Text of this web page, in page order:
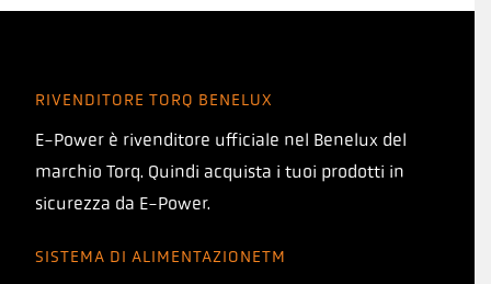
RIVENDITORE TORQ BENELUX
E-Power è rivenditore ufficiale nel Benelux del
marchio Torq. Quindi acquista i tuoi prodotti in
sicurezza da E-Power.
SISTEMA DI ALIMENTAZIONETM